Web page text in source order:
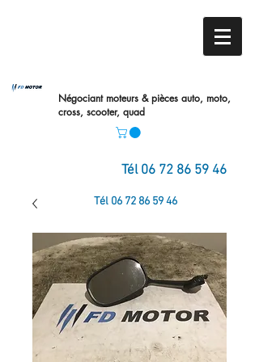
Négociant moteurs & pièces auto, moto,
cross, scooter, quad
Tél 06 72 86 59 46
Tél 06 72 86 59 46